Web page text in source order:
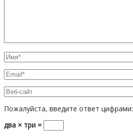
Пожалуйста, введите ответ цифрами:
два × три =